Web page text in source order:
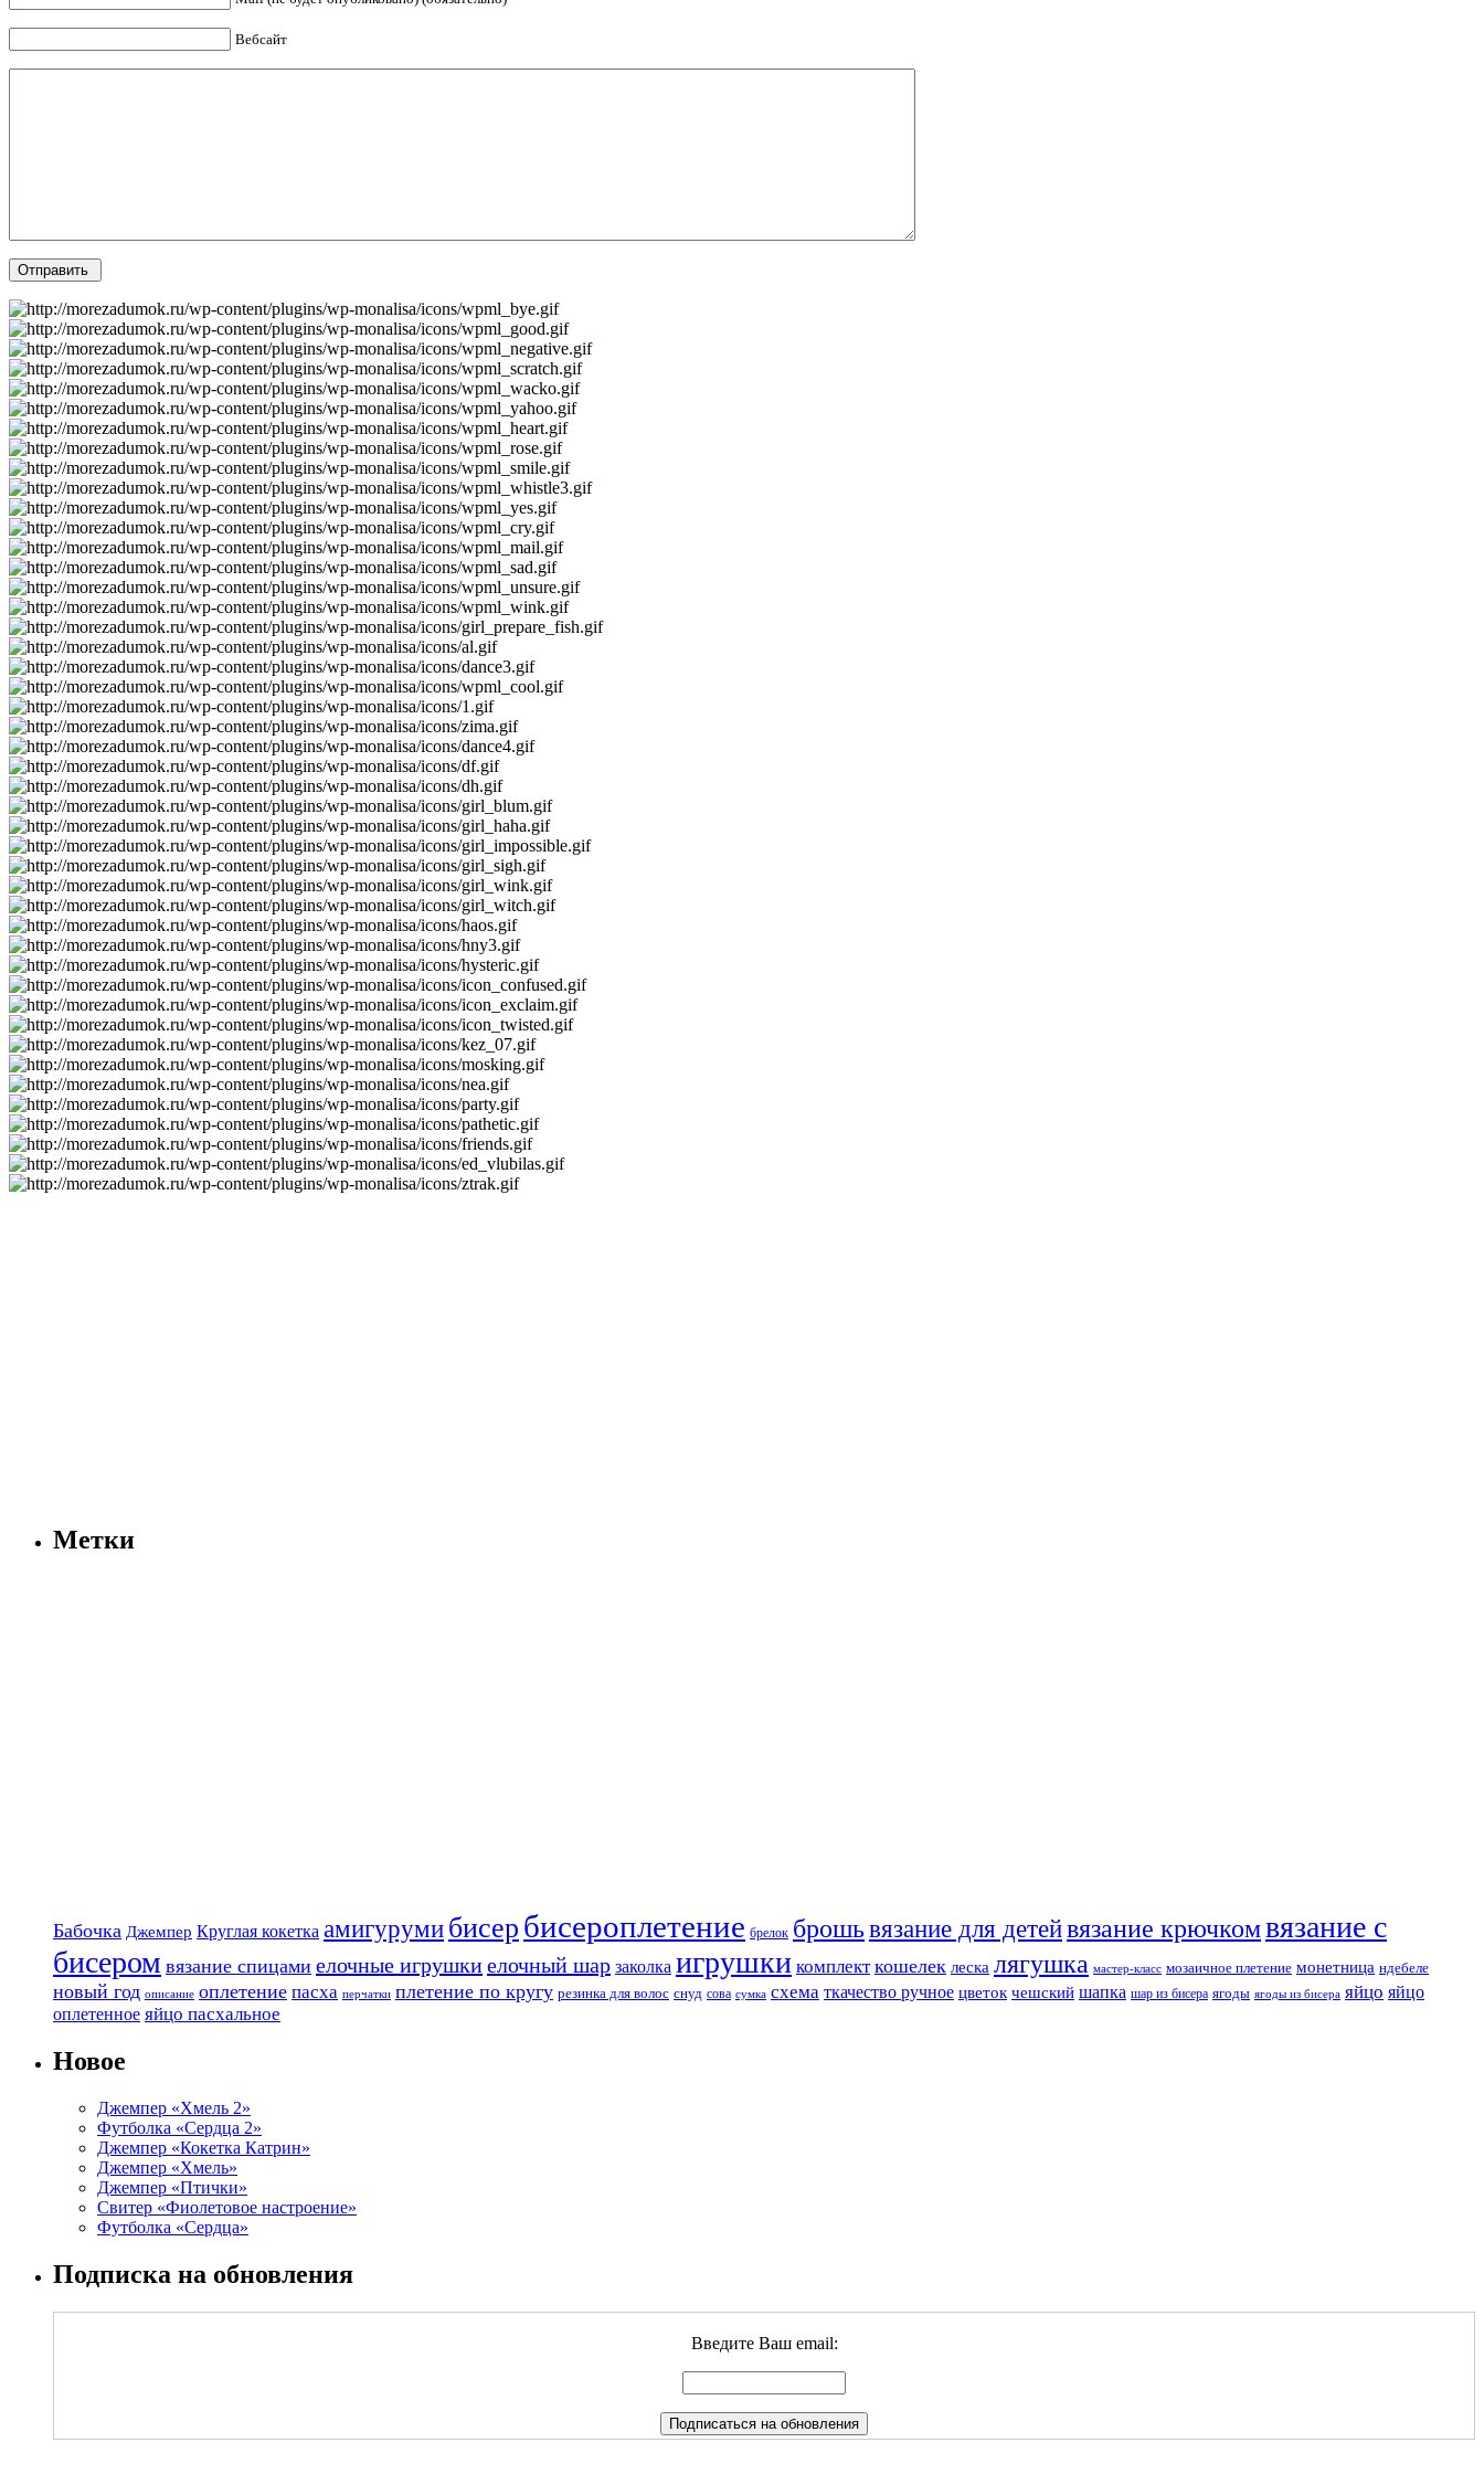
Вебсайт
Метки
Бабочка Джемпер Круглая кокетка амигурумибисер бисероплетение брелок брошьвязание для детейвязание крючкомвязание с
бисером вязание спицами елочные игрушкиелочный шар заколка игрушки комплект кошелек леска лягушка мастер-класс мозаичное плетение монетница ндебеле
новый год описание оплетение пасха перчатки плетение по кругу резинка для волос снуд сова сумка схема ткачество ручное цветок чешский шапка шар из бисера ягоды ягоды из бисера яйцо яйцо
оплетенное яйцо пасхальное
Новое
Джемпер «Хмель 2»
Футболка «Сердца 2»
Джемпер «Кокетка Катрин»
Джемпер «Хмель»
Джемпер «Птички»
Свитер «Фиолетовое настроение»
Футболка «Сердца»
Подписка на обновления
Введите Ваш email: